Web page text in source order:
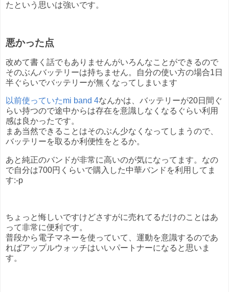
たという思いは強いです。
悪かった点
改めて書く話でもありませんがいろんなことができるので
そのぶんバッテリーは持ちません。自分の使い方の場合1日
半ぐらいでバッテリーが無くなってしまいます
以前使っていたmi band 4なんかは、バッテリーが20日間ぐ
らい持つので途中からは存在を意識しなくなるぐらい利用
感は良かったです。
まあ当然できることはそのぶん少なくなってしまうので、
バッテリーを取るか利便性をとるか。
あと純正のバンドが非常に高いのが気になってます。なの
で自分は700円くらいで購入した中華バンドを利用してま
す:-p
ちょっと悔しいですけどさすがに売れてるだけのことはあ
って非常に便利です。
普段から電子マネーを使っていて、運動を意識するのであ
ればアップルウォッチはいいパートナーになると思いま
す。